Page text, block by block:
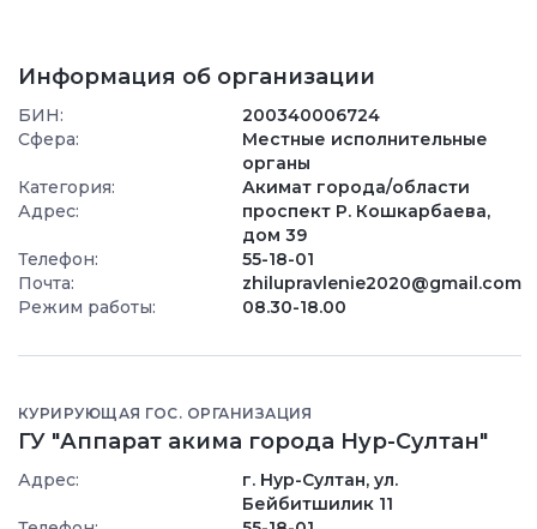
Информация об организации
БИН:
200340006724
Сфера:
Местные исполнительные
органы
Категория:
Акимат города/области
Адрес:
проспект Р. Кошкарбаева,
дом 39
Телефон:
55-18-01
Почта:
zhilupravlenie2020@gmail.com
Режим работы:
08.30-18.00
КУРИРУЮЩАЯ ГОС. ОРГАНИЗАЦИЯ
ГУ "Аппарат акима города Нур-Султан"
Адрес:
г. Нур-Султан, ул.
Бейбитшилик 11